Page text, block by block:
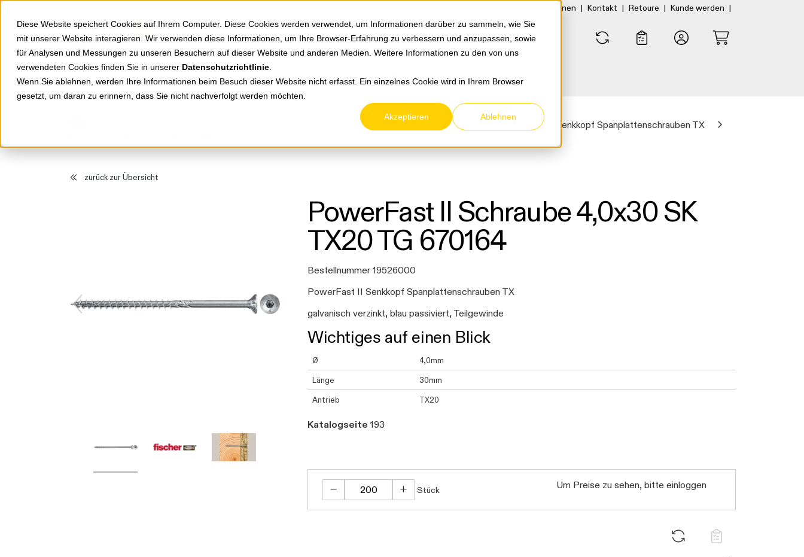
Diese Website speichert Cookies auf Ihrem Computer. Diese Cookies werden verwendet, um Informationen darüber zu sammeln, wie Sie
mit unserer Website interagieren. Wir verwenden diese Informationen, um Ihre Browser-Erfahrung zu verbessern und anzupassen, sowie
für Analysen und Messungen zu unseren Besuchern auf dieser Website und anderen Medien. Weitere Informationen zu den von uns
verwendeten Cookies finden Sie in unserer Datenschutzrichtlinie
Wenn Sie ablehnen, werden Ihre Informationen beim Besuch dieser Website nicht erfasst. Ein einzelnes Cookie wird in Ihrem Browser
gesetzt, um daran zu erinnern, dass Sie nicht nachverfolgt werden möchten.
Akzeptieren Ablehnen
Springe zu Hauptinhalt Ihre Ansprechpartner:innen | Kontakt | Retoure | Kunde werden |
Markenwelten Service & Retouren Karriere Über eltric
Schrauben & Zubehör
PowerFast II Senkkopf Spanplattenschrauben TX
zurück zur Übersicht
PowerFast II Schraube 4,0x30 SK
TX20 TG 670164
Bestellnummer 19526000
PowerFast II Senkkopf Spanplattenschrauben TX
galvanisch verzinkt, blau passiviert, Teilgewinde
Wichtiges auf einen Blick
Ø 4,0mm
Länge 30mm
Antrieb TX20
Katalogseite 193
Stück Um Preise zu sehen, bitte einloggen